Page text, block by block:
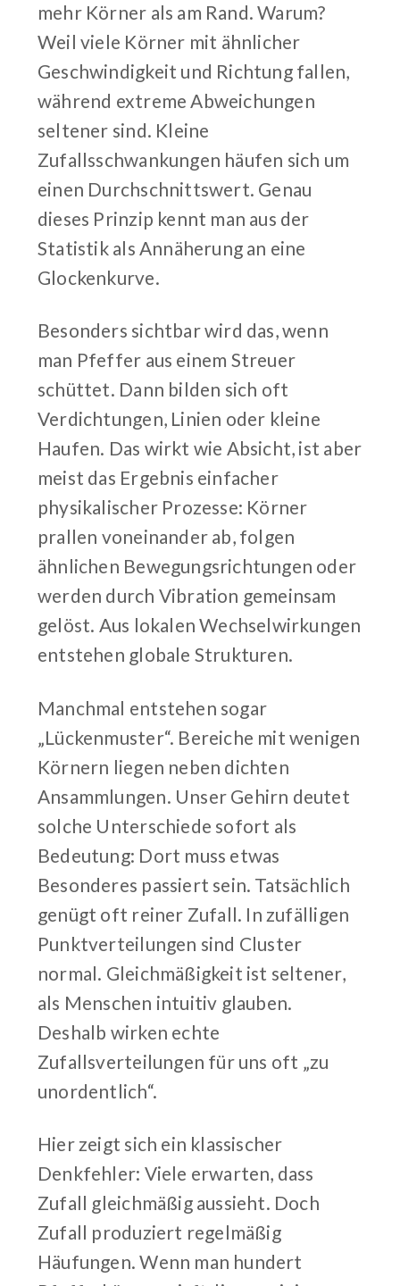
mehr Körner als am Rand. Warum?
Weil viele Körner mit ähnlicher
Geschwindigkeit und Richtung fallen,
während extreme Abweichungen
seltener sind. Kleine
Zufallsschwankungen häufen sich um
einen Durchschnittswert. Genau
dieses Prinzip kennt man aus der
Statistik als Annäherung an eine
Glockenkurve.
Besonders sichtbar wird das, wenn
man Pfeffer aus einem Streuer
schüttet. Dann bilden sich oft
Verdichtungen, Linien oder kleine
Haufen. Das wirkt wie Absicht, ist aber
meist das Ergebnis einfacher
physikalischer Prozesse: Körner
prallen voneinander ab, folgen
ähnlichen Bewegungsrichtungen oder
werden durch Vibration gemeinsam
gelöst. Aus lokalen Wechselwirkungen
entstehen globale Strukturen.
Manchmal entstehen sogar
„Lückenmuster“. Bereiche mit wenigen
Körnern liegen neben dichten
Ansammlungen. Unser Gehirn deutet
solche Unterschiede sofort als
Bedeutung: Dort muss etwas
Besonderes passiert sein. Tatsächlich
genügt oft reiner Zufall. In zufälligen
Punktverteilungen sind Cluster
normal. Gleichmäßigkeit ist seltener,
als Menschen intuitiv glauben.
Deshalb wirken echte
Zufallsverteilungen für uns oft „zu
unordentlich“.
Hier zeigt sich ein klassischer
Denkfehler: Viele erwarten, dass
Zufall gleichmäßig aussieht. Doch
Zufall produziert regelmäßig
Häufungen. Wenn man hundert